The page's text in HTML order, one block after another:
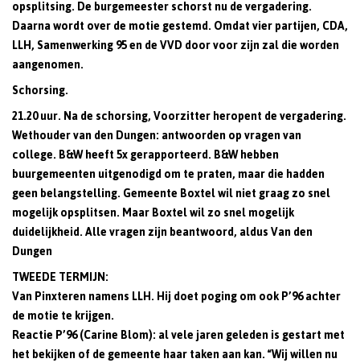
opsplitsing. De burgemeester schorst nu de vergadering.
Daarna wordt over de motie gestemd. Omdat vier partijen, CDA,
LLH, Samenwerking 95 en de VVD door voor zijn zal die worden
aangenomen.
Schorsing.
21.20 uur. Na de schorsing, Voorzitter heropent de vergadering.
Wethouder van den Dungen: antwoorden op vragen van
college. B&W heeft 5x gerapporteerd. B&W hebben
buurgemeenten uitgenodigd om te praten, maar die hadden
geen belangstelling. Gemeente Boxtel wil niet graag zo snel
mogelijk opsplitsen. Maar Boxtel wil zo snel mogelijk
duidelijkheid. Alle vragen zijn beantwoord, aldus Van den
Dungen
TWEEDE TERMIJN:
Van Pinxteren namens LLH. Hij doet poging om ook P’96 achter
de motie te krijgen.
Reactie P’96 (Carine Blom): al vele jaren geleden is gestart met
het bekijken of de gemeente haar taken aan kan. “Wij willen nu